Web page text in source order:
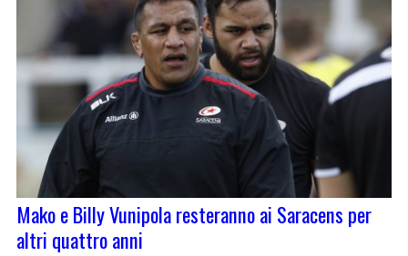
Mako e Billy Vunipola resteranno ai Saracens per
altri quattro anni